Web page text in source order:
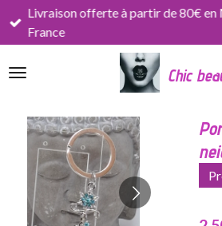
Passer
principal
Chic
Livraison offerte à partir de 80€ en
France